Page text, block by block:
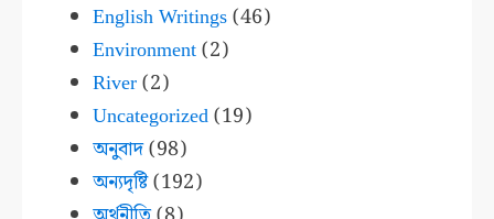
English Writings(46)
Environment(2)
River(2)
Uncategorized(19)
অনুবাদ(98)
অন্যদৃষ্টি(192)